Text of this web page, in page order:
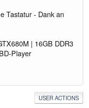
Tastatur - Dank an
| 16GB DDR3
Player
USER ACTIONS